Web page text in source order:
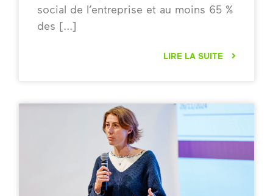
social de l’entreprise et au moins 65 %
des
LIRE LA SUITE